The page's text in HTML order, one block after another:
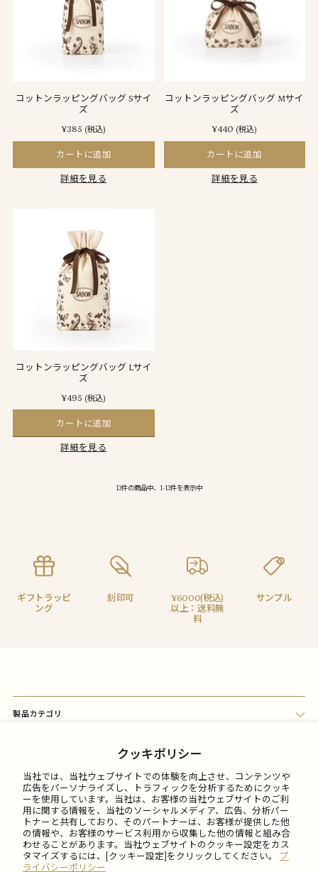
クッキポリシー
当社では、当社ウェブサイトでの体験を向上させ、コンテンツや
広告をパーソナライズし、トラフィックを分析するためにクッキ
ーを使用しています。当社は、お客様の当社ウェブサイトのご利
用に関する情報を、当社のソーシャルメディア、広告、分析パー
トナーと共有しており、そのパートナーは、お客様が提供した他
の情報や、お客様のサービス利用から収集した他の情報と組み合
わせることがあります。当社ウェブサイトのクッキー設定をカス
タマイズするには、[クッキー設定]をクリックしてください。 プ
ライバシーポリシー
コットンラッピングバッグ Sサイ
ズ
¥385 (税込)
カートに追加
詳細を見る
コットンラッピングバッグ Mサイ
ズ
¥440 (税込)
カートに追加
詳細を見る
コットンラッピングバッグ Lサイ
ズ
¥495 (税込)
カートに追加
詳細を見る
13件の商品中、1-13件を表示中
ギフトラッピ
ング
刻印可
¥6000(税込)
以上：送料無
料
サンプル
製品カテゴリ
FAQ
ご利用について
会社情報